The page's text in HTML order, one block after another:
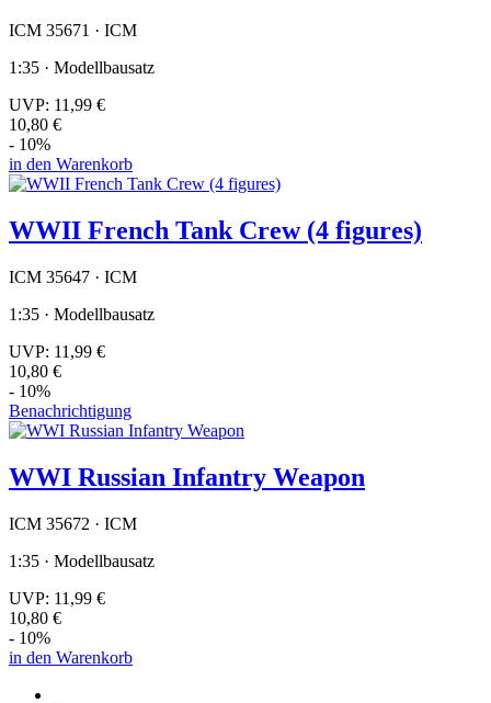
ICM 35671 · ICM
1:35 · Modellbausatz
UVP: 11,99 €
10,80 €
- 10%
in den Warenkorb
WWII French Tank Crew (4 figures)
ICM 35647 · ICM
1:35 · Modellbausatz
UVP: 11,99 €
10,80 €
- 10%
Benachrichtigung
WWI Russian Infantry Weapon
ICM 35672 · ICM
1:35 · Modellbausatz
UVP: 11,99 €
10,80 €
- 10%
in den Warenkorb